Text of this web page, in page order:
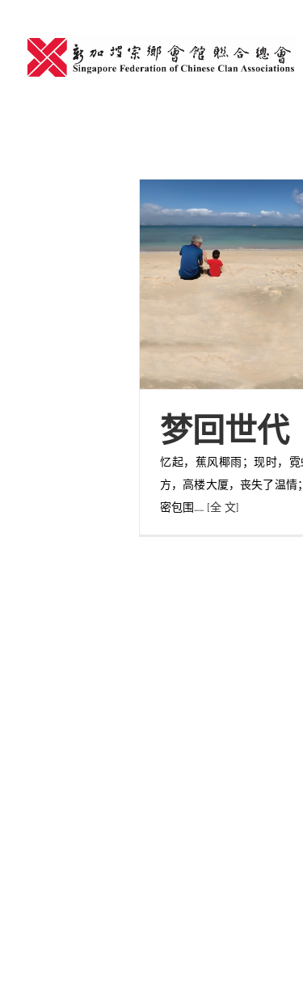
content
梦回世代
忆起，蕉风椰雨；现时，
方，高楼大厦，丧失了温情
密包围…… [全 文]